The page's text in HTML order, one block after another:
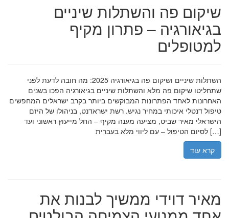
שיקום פה והשתלות שיניים
בגיאורגיה – פתרון מקיף
למטופלים
השתלות שיניים ושיקום פה בגיאורגיה 2025: מה חובה לדעת לפני
שתחליטו שיקום פה מלא והשתלות שיניים בגיאורגיה הפכו בשנים
האחרונות לאחד הפתרונות המבוקשים ביותר בקרב ישראלים המחפשים
טיפול דנטלי איכותי במחיר נגיש. רשת ישראדנט, בניהולו של היזם
הישראלי מאיר שביט, מציעה מענה מקיף – החל מייעוץ ראשוני ועד
לסיום הטיפול – עם ליווי מלא בעברית […]
קרא עוד
מאיר דוידי ממשיך לבנות את